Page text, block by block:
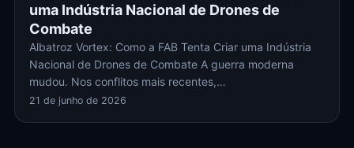
uma Indústria Nacional de Drones de
Combate
Albatroz Vortex: Como a FAB Tenta Criar uma Indústria
Nacional de Drones de Combate A guerra moderna
mudou. Nos conflitos mais recentes,…
21 de junho de 2026